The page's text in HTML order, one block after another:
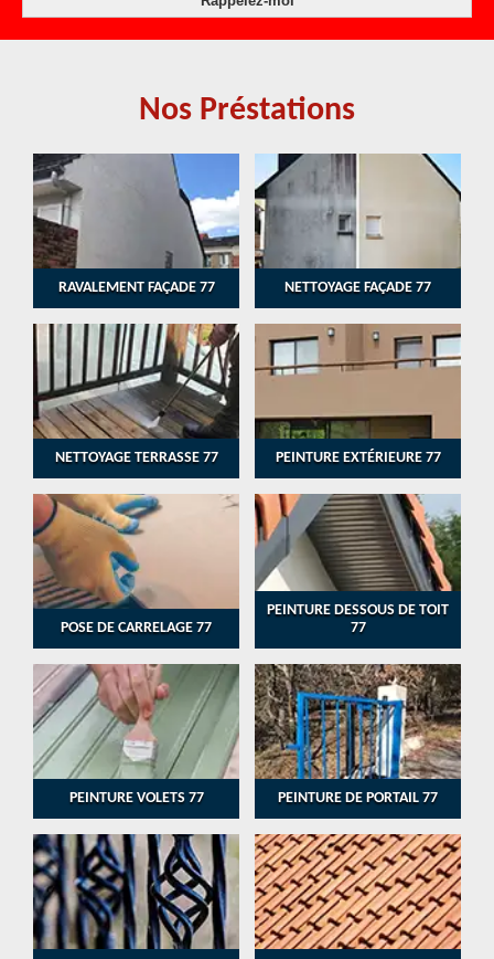
Nos Préstations
RAVALEMENT FAÇADE 77 NETTOYAGE FAÇADE 77
NETTOYAGE TERRASSE 77 PEINTURE EXTÉRIEURE 77
POSE DE CARRELAGE 77
PEINTURE DESSOUS DE TOIT
77
PEINTURE VOLETS 77 PEINTURE DE PORTAIL 77